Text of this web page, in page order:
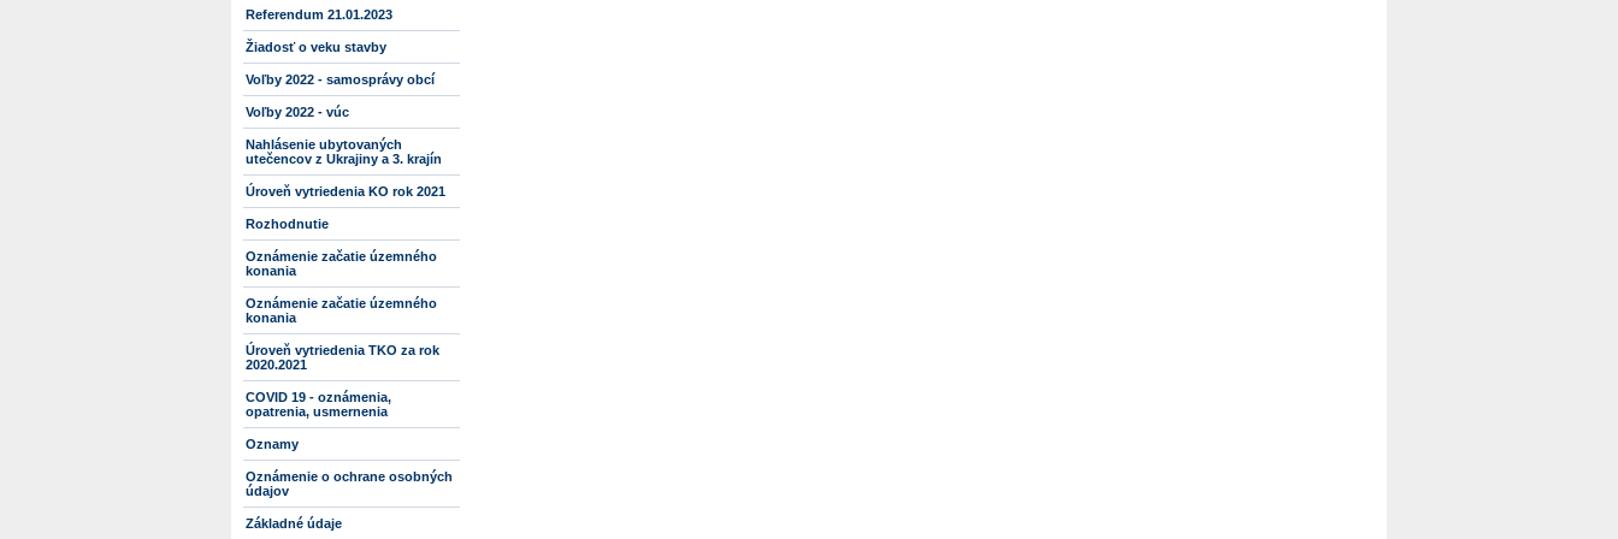
Referendum 21.01.2023
Žiadosť o veku stavby
Voľby 2022 - samosprávy obcí
Voľby 2022 - vúc
Nahlásenie ubytovaných
utečencov z Ukrajiny a 3. krajín
Úroveň vytriedenia KO rok 2021
Rozhodnutie
Oznámenie začatie územného
konania
Oznámenie začatie územného
konania
Úroveň vytriedenia TKO za rok
2020.2021
COVID 19 - oznámenia,
opatrenia, usmernenia
Oznamy
Oznámenie o ochrane osobných
údajov
Základné údaje